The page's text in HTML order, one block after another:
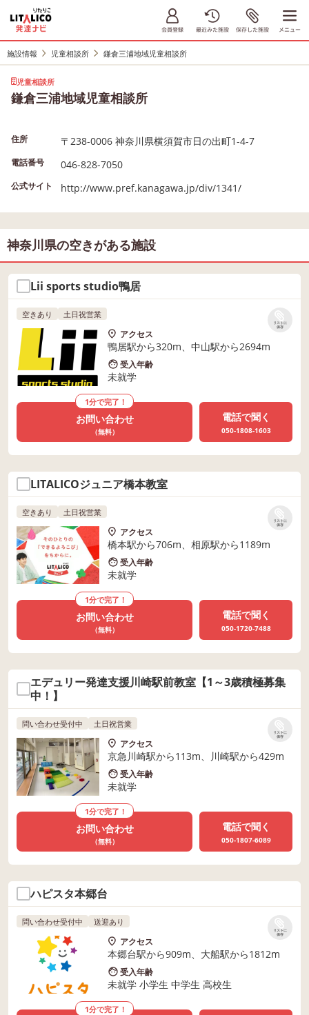
施設情報 児童相談所 鎌倉三浦地域児童相談所
児童相談所
鎌倉三浦地域児童相談所
住所 〒238-0006 神奈川県横須賀市日の出町1-4-7
電話番号 046-828-7050
公式サイト http://www.pref.kanagawa.jp/div/1341/
神奈川県の空きがある施設
Lii sports studio鴨居
リストに
保存
空きあり 土日祝営業
アクセス
鴨居駅から320m、中山駅から2694m
受入年齢
未就学
1分で完了！
お問い合わせ
（無料）
電話で聞く
050-1808-1603
LITALICOジュニア橋本教室
リストに
保存
空きあり 土日祝営業
アクセス
橋本駅から706m、相原駅から1189m
受入年齢
未就学
1分で完了！
お問い合わせ
（無料）
電話で聞く
050-1720-7488
エデュリー発達支援川崎駅前教室【1～3歳積極募集
中！】
リストに
保存
問い合わせ受付中 土日祝営業
アクセス
京急川崎駅から113m、川崎駅から429m
受入年齢
未就学
1分で完了！
お問い合わせ
（無料）
電話で聞く
050-1807-6089
ハピスタ本郷台
リストに
保存
問い合わせ受付中 送迎あり
アクセス
本郷台駅から909m、大船駅から1812m
受入年齢
未就学 小学生 中学生 高校生
1分で完了！